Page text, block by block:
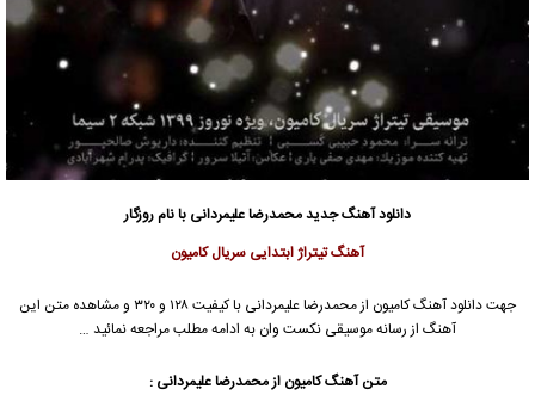
دانلود آهنگ جدیدمحمدرضا علیمردانی با نام روزگار
آهنگ تیتراژ ابتدایی سریال کامیون
جهت دانلود آهنگ کامیون از محمدرضا علیمردانی با کیفیت ۱۲۸ و ۳۲۰ و مشاهده متن این
آهنگ از رسانه موسیقی نکست وان به ادامه مطلب مراجعه نمائید …
متن آهنگکامیون از محمدرضا علیمردانی :